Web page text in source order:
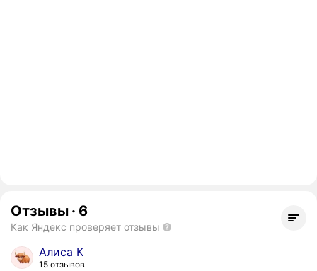
Отзывы · 6
Как Яндекс проверяет отзывы
Алиса К
15 отзывов